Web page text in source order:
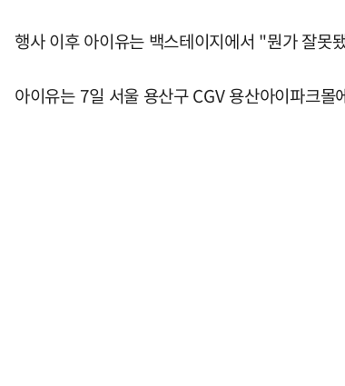
행사 이후 아이유는 백스테이지에서 "뭔가 잘못
아이유는 7일 서울 용산구 CGV 용산아이파크